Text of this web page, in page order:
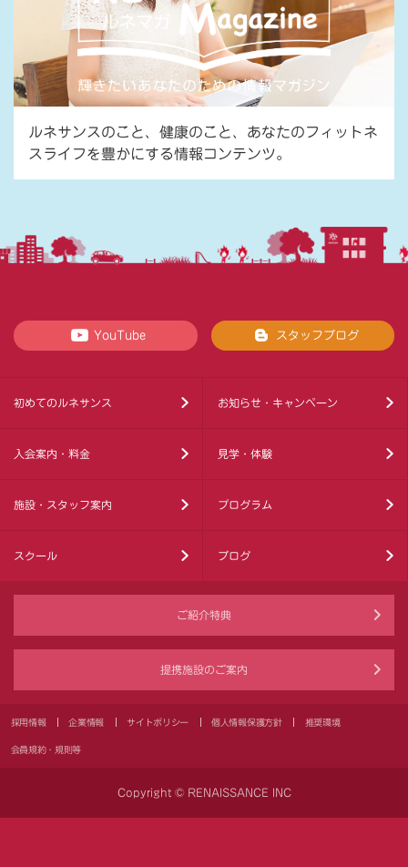
ルネサンスのこと、健康のこと、あなたのフィットネ
スライフを豊かにする情報コンテンツ。
YouTube スタッフブログ
初めてのルネサンス お知らせ・キャンペーン
入会案内・料金 見学・体験
施設・スタッフ案内 プログラム
スクール ブログ
ご紹介特典
提携施設のご案内
採用情報 企業情報 サイトポリシー 個人情報保護方針 推奨環境
会員規約・規則等
Copyright © RENAISSANCE INC